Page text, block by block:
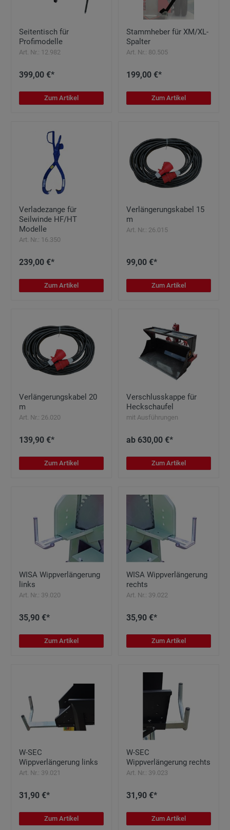
Seitentisch für
Profimodelle
Art. Nr.: 12.982
399,00 €*
Zum Artikel
Stammheber für XM/XL-
Spalter
Art. Nr.: 80.505
199,00 €*
Zum Artikel
Verladezange für
Seilwinde HF/HT
Modelle
Art. Nr.: 16.350
239,00 €*
Zum Artikel
Verlängerungskabel 15
m
Art. Nr.: 26.015
99,00 €*
Zum Artikel
Verlängerungskabel 20
m
Art. Nr.: 26.020
139,90 €*
Zum Artikel
Verschlusskappe für
Heckschaufel
mit Ausführungen
ab 630,00 €*
Zum Artikel
WISA Wippverlängerung
links
Art. Nr.: 39.020
35,90 €*
Zum Artikel
WISA Wippverlängerung
rechts
Art. Nr.: 39.022
35,90 €*
Zum Artikel
W-SEC
Wippverlängerung links
Art. Nr.: 39.021
31,90 €*
Zum Artikel
W-SEC
Wippverlängerung rechts
Art. Nr.: 39.023
31,90 €*
Zum Artikel